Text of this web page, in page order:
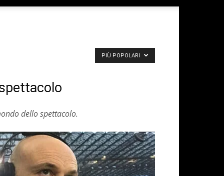
dello spettacolo.
PIÙ POPOLARI